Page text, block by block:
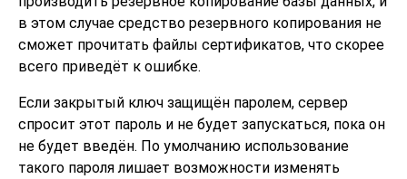
в этом случае средство резервного копирования не
сможет прочитать файлы сертификатов, что скорее
всего приведёт к ошибке.
Если закрытый ключ защищён паролем, сервер
спросит этот пароль и не будет запускаться, пока он
не будет введён. По умолчанию использование
такого пароля лишает возможности изменять